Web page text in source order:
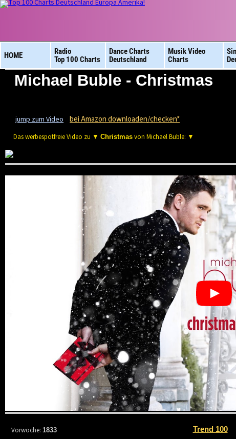
HOME
Radio
Top 100 Charts
Dance Charts
Deutschland
Musik Video
Charts
Michael Buble - Christmas
jump zum Video bei Amazon downloaden/checken*
Das werbespotfreie Video zu ▼Christmas von Michael Buble: ▼
Vorwoche:1833 Trend 100